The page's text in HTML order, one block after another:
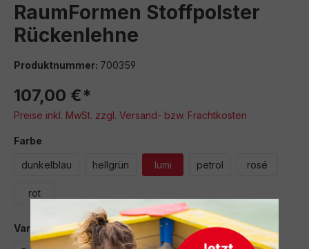
RaumFormen Stoffpolster
Rückenlehne
Produktnummer: 700359
107,00 €*
Preise inkl. MwSt. zzgl. Versand- bzw. Frachtkosten
Farbe
dunkelblau hellgrün lumi petrol rosé
rot
Varianteauswählen